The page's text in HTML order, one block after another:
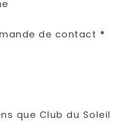
de contact *
Soleil de Limoges stocke les informations